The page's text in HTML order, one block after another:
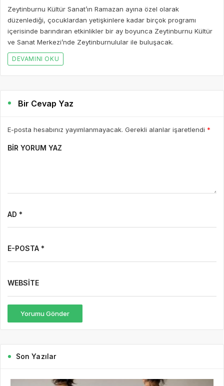
Zeytinburnu Kültür Sanat’ın Ramazan ayına özel olarak
düzenlediği, çocuklardan yetişkinlere kadar birçok programı
içerisinde barındıran etkinlikler bir ay boyunca Zeytinburnu Kültür
ve Sanat Merkezi’nde Zeytinburnulular ile buluşacak.
DEVAMINI OKU
Bir Cevap Yaz
E-posta hesabınız yayımlanmayacak. Gerekli alanlar işaretlendi *
BIR YORUM YAZ
AD *
E-POSTA *
WEBSITE
Yorumu Gönder
Son Yazılar